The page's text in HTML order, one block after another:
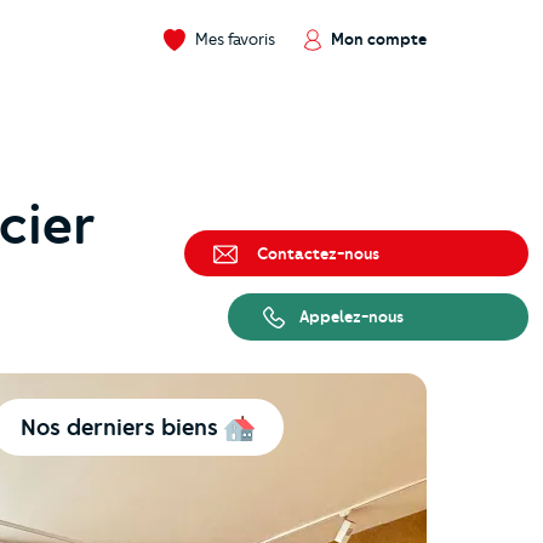
Mes favoris Mon compte
Nos derniers biens
Contactez-nous
Appelez-nous